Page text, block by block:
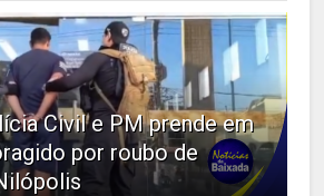
Civil e PM prende em
por roubo de